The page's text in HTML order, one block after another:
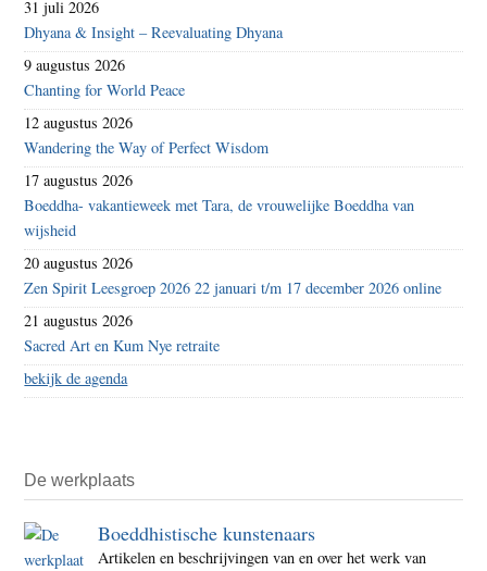
31 juli 2026
Dhyana & Insight – Reevaluating Dhyana
9 augustus 2026
Chanting for World Peace
12 augustus 2026
Wandering the Way of Perfect Wisdom
17 augustus 2026
Boeddha- vakantieweek met Tara, de vrouwelijke Boeddha van
wijsheid
20 augustus 2026
Zen Spirit Leesgroep 2026 22 januari t/m 17 december 2026 online
21 augustus 2026
Sacred Art en Kum Nye retraite
bekijk de agenda
De werkplaats
Boeddhistische kunstenaars
Artikelen en beschrijvingen van en over het werk van